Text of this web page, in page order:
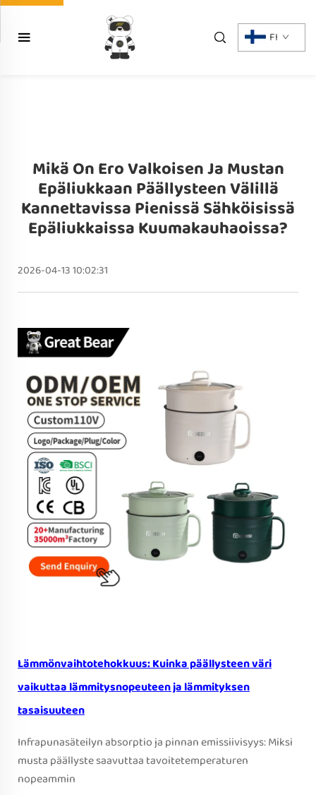
FI
Mikä On Ero Valkoisen Ja Mustan
Epäliukkaan Päällysteen Välillä
Kannettavissa Pienissä Sähköisissä
Epäliukkaissa Kuumakauhaoissa?
2026-04-13 10:02:31
Lämmönvaihtotehokkuus: Kuinka päällysteen väri
vaikuttaa lämmitysnopeuteen ja lämmityksen
tasaisuuteen
Infrapunasäteilyn absorptio ja pinnan emissiivisyys: Miksi
musta päällyste saavuttaa tavoitetemperaturen
nopeammin